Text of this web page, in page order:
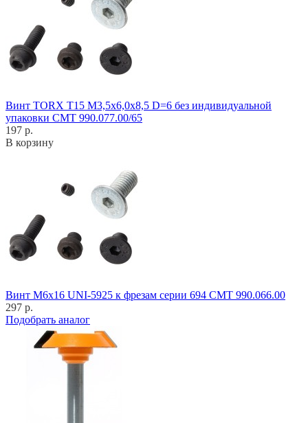
Винт TORX T15 M3,5x6,0x8,5 D=6 без индивидуальной
упаковки CMT 990.077.00/65
197 р.
В корзину
Винт M6x16 UNI-5925 к фрезам серии 694 CMT 990.066.00
297 р.
Подобрать аналог